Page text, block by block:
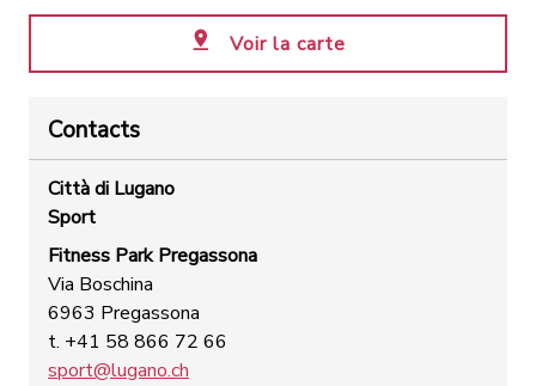
Voir la carte
Contacts
Città di Lugano
Sport
Fitness Park Pregassona
Via Boschina
6963 Pregassona
t. +41 58 866 72 66
sport@lugano.ch